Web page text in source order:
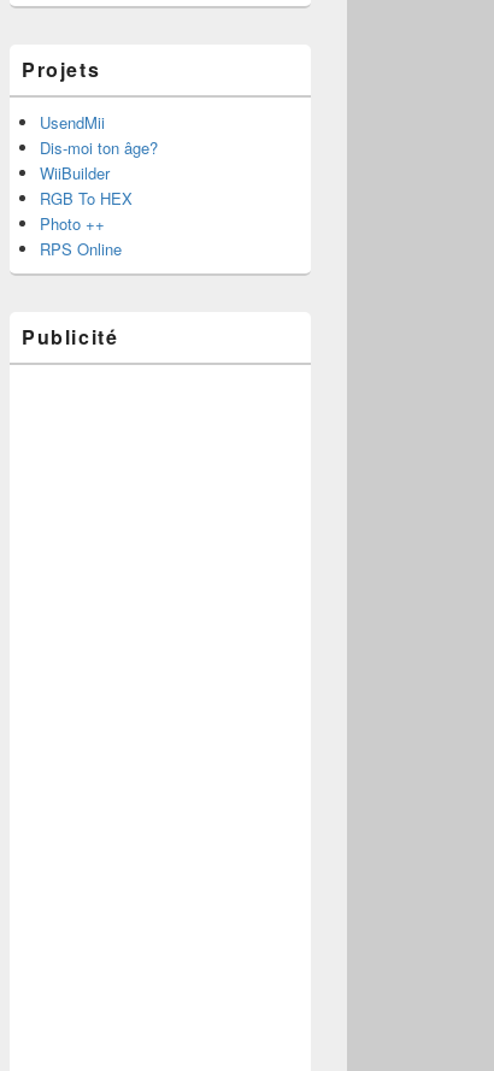
Projets
UsendMii
Dis-moi ton âge?
WiiBuilder
RGB To HEX
Photo ++
RPS Online
Publicité